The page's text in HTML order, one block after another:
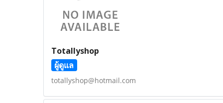
Totallyshop
ผู้ดูแล
totallyshop@hotmail.com